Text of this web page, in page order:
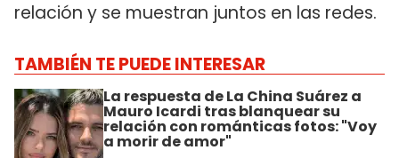
relación y se muestran juntos en las redes.
TAMBIÉN TE PUEDE INTERESAR
La respuesta de La China Suárez a
Mauro Icardi tras blanquear su
relación con románticas fotos: "Voy
a morir de amor"